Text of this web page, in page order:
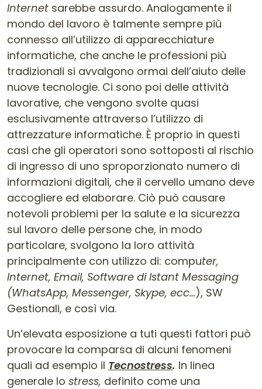
Internet sarebbe assurdo. Analogamente il
mondo del lavoro è talmente sempre più
connesso all’utilizzo di apparecchiature
informatiche, che anche le professioni più
tradizionali si avvalgono ormai dell’aiuto delle
nuove tecnologie. Ci sono poi delle attività
lavorative, che vengono svolte quasi
esclusivamente attraverso l’utilizzo di
attrezzature informatiche. È proprio in questi
casi che gli operatori sono sottoposti al rischio
di ingresso di uno sproporzionato numero di
informazioni digitali, che il cervello umano deve
accogliere ed elaborare. Ciò può causare
notevoli problemi per la salute e la sicurezza
sul lavoro delle persone che, in modo
particolare, svolgono la loro attività
principalmente con utilizzo di: computer,
Internet, Email, Software di Istant Messaging
(WhatsApp, Messenger, Skype, ecc…), SW
Gestionali, e così via.
Un’elevata esposizione a tuti questi fattori può
provocare la comparsa di alcuni fenomeni
quali ad esempio il Tecnostress. In linea
generale lo stress, definito come una